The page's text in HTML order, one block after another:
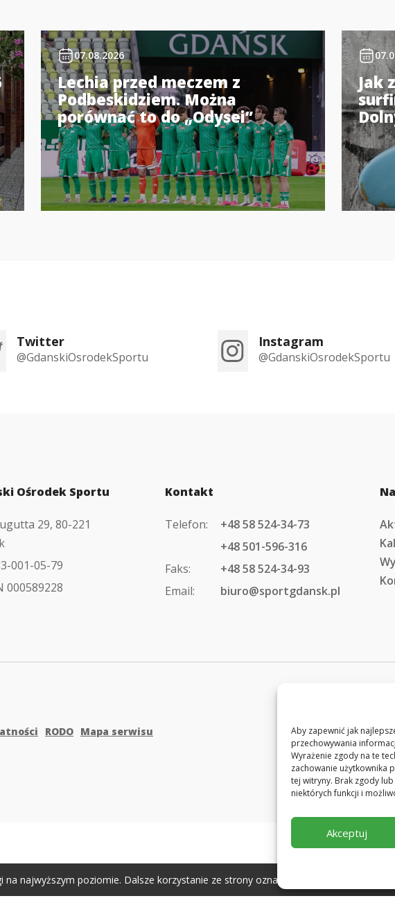
Aby zapewnić jak
przechowywania
Wyrażenie zgody na te
zachowanie użytkownika
tej witryny. Brak zgody
niektórych funkcji i
Akceptuj
07.08.2026
Lechia przed meczem z
Podbeskidziem. Można
porównać to do „Odysei”
Jak
Twitter
@GdanskiOsrodekSportu
Instagram
@GdanskiOsrodekSportu
Ośrodek Sportu
29, 80-221
001-05-79
000589228
Kontakt
Telefon:
+48 58 524-34-73
+48 501-596-316
Faks:
+48 58 524-34-93
Email:
biuro@sportgdansk.pl
RODO Mapa serwisu
najwyższym poziomie. Dalsze korzystanie ze strony oznacza, że zgadzasz się na ich